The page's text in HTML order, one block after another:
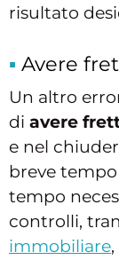
risultato
Avere
Un altro
di avere
e nel
breve
tempo
controlli,
immobiliare